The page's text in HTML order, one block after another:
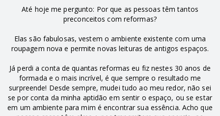
Até hoje me pergunto: Por que as pessoas têm tantos
preconceitos com reformas?
Elas são fabulosas, vestem o ambiente existente com uma
roupagem nova e permite novas leituras de antigos espaços.
Já perdi a conta de quantas reformas eu fiz nestes 30 anos de
formada e o mais incrível, é que sempre o resultado me
surpreende! Desde sempre, mudei tudo ao meu redor, não sei
se por conta da minha aptidão em sentir o espaço, ou se estar
em um ambiente para mim é encontrar sua essência. Acho que